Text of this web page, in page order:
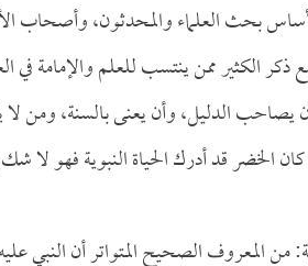
بحث العلماء والمحدثون، وأصحاب
ذكر الكثير ممن ينتسب للعلم والإمامة
يصاحب الدليل، وأن يعنى بالسنة، ومن لا
الخضر قد أدرك الحياة النبوية فهو لا
من المعروف الصحيح المتواتر أن النبي